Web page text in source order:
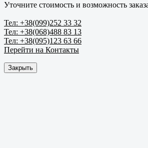
Уточните стоимость и возможность
Тел: +38(099)252 33 32
Тел: +38(068)488 83 13
Тел: +38(095)123 63 66
Перейти на Контакты
Закрыть